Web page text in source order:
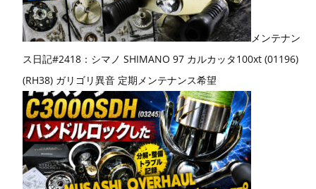
メンテナン
ス日記#2418：シマノ SHIMANO 97 カルカッタ100xt (01196)
(RH38) ガリゴリ異音 定期メンテナンス希望